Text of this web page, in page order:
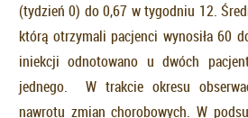
(tydzień 0) do 0,67 w tygodniu 12.
którą otrzymali pacjenci wynosiła 60
iniekcji odnotowano u dwóch
jednego. W trakcie okresu
nawrotu zmian chorobowych. W